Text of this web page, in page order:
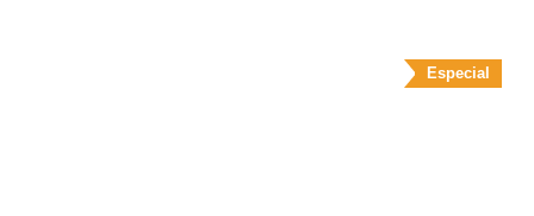
Especial